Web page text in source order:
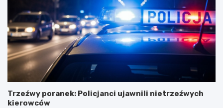
Trzeźwy poranek: Policjanci ujawnili nietrzeźwych
kierowców